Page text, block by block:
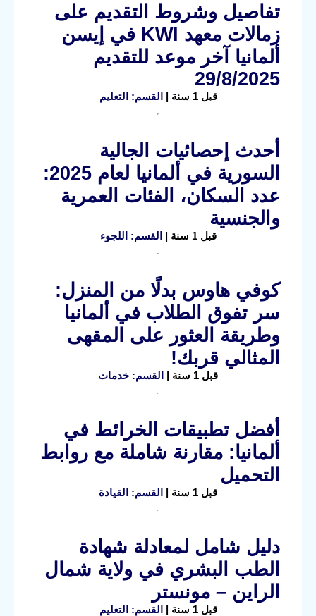
تفاصيل وشروط التقديم على
زمالات معهد KWI في إيسن
ألمانيا آخر موعد للتقديم
29/8/2025
قبل 1 سنة | القسم: التعليم
أحدث إحصائيات الجالية
السورية في ألمانيا لعام 2025:
عدد السكان، الفئات العمرية
والجنسية
قبل 1 سنة | القسم: اللجوء
كوفي هاوس بدلًا من المنزل:
سر تفوق الطلاب في ألمانيا
وطريقة العثور على المقهى
المثالي قربك!
قبل 1 سنة | القسم: خدمات
أفضل تطبيقات الخرائط في
ألمانيا: مقارنة شاملة مع روابط
التحميل
قبل 1 سنة | القسم: القيادة
دليل شامل لمعادلة شهادة
الطب البشري في ولاية شمال
الراين – مونستر
قبل 1 سنة | القسم: التعليم